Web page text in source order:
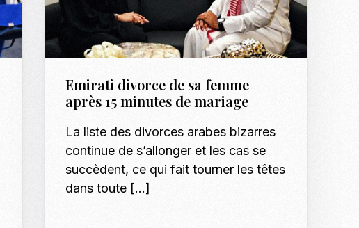
Emirati divorce de sa femme
après 15 minutes de mariage
La liste des divorces arabes bizarres
continue de s’allonger et les cas se
succèdent, ce qui fait tourner les têtes
dans toute […]